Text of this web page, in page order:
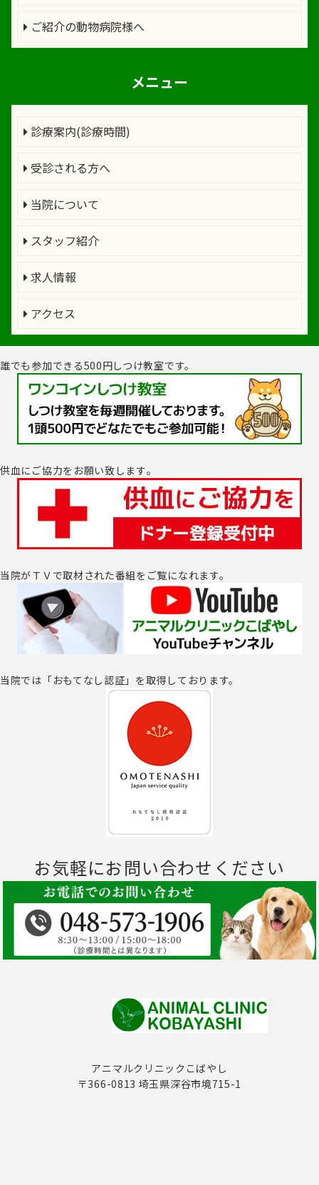
ご紹介の動物病院様へ
メニュー
診療案内(診療時間)
受診される方へ
当院について
スタッフ紹介
求人情報
アクセス
誰でも参加できる500円しつけ教室です。
供血にご協力をお願い致します｡
当院がＴＶで取材された番組をご覧になれます。
当院では「おもてなし認証」を取得しております。
お気軽にお問い合わせください
アニマルクリニックこばやし
〒366-0813 埼玉県深谷市境715-1